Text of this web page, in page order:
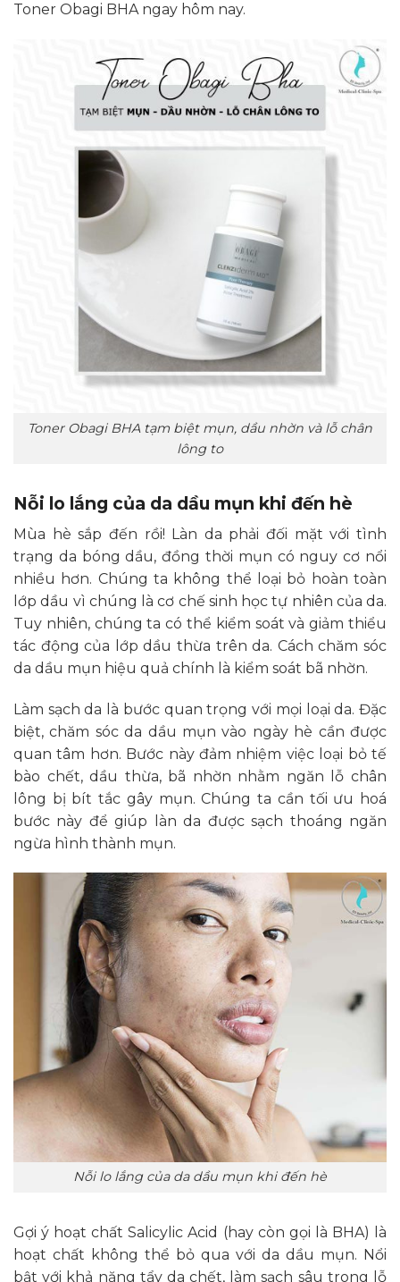
Toner Obagi BHA ngay hôm nay.
Toner Obagi BHA tạm biệt mụn, dầu nhờn và lỗ chân
lông to
Nỗi lo lắng của da dầu mụn khi đến hè
Mùa hè sắp đến rồi! Làn da phải đối mặt với tình
trạng da bóng dầu, đồng thời mụn có nguy cơ nổi
nhiều hơn. Chúng ta không thể loại bỏ hoàn toàn
lớp dầu vì chúng là cơ chế sinh học tự nhiên của da.
Tuy nhiên, chúng ta có thể kiểm soát và giảm thiểu
tác động của lớp dầu thừa trên da. Cách chăm sóc
da dầu mụn hiệu quả chính là kiểm soát bã nhờn.
Làm sạch da là bước quan trọng với mọi loại da. Đặc
biệt, chăm sóc da dầu mụn vào ngày hè cần được
quan tâm hơn. Bước này đảm nhiệm việc loại bỏ tế
bào chết, dầu thừa, bã nhờn nhằm ngăn lỗ chân
lông bị bít tắc gây mụn. Chúng ta cần tối ưu hoá
bước này để giúp làn da được sạch thoáng ngăn
ngừa hình thành mụn.
Nỗi lo lắng của da dầu mụn khi đến hè
Gợi ý hoạt chất Salicylic Acid (hay còn gọi là BHA) là
hoạt chất không thể bỏ qua với da dầu mụn. Nổi
bật với khả năng tẩy da chết, làm sạch sâu trong lỗ